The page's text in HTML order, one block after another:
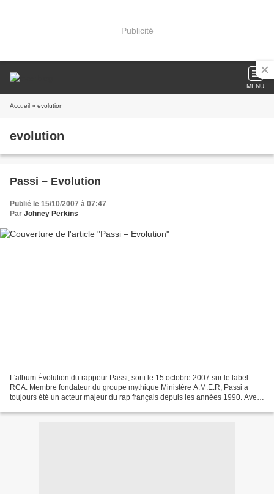
Publicité
MENU
Accueil » evolution
evolution
Passi – Evolution
Publié le 15/10/2007 à 07:47
Par Johney Perkins
L'album Évolution du rappeur Passi, sorti le 15 octobre 2007 sur le label
RCA. Membre fondateur du groupe mythique Ministère A.M.E.R, Passi a
toujours été un acteur majeur du rap français depuis les années 1990. Avec